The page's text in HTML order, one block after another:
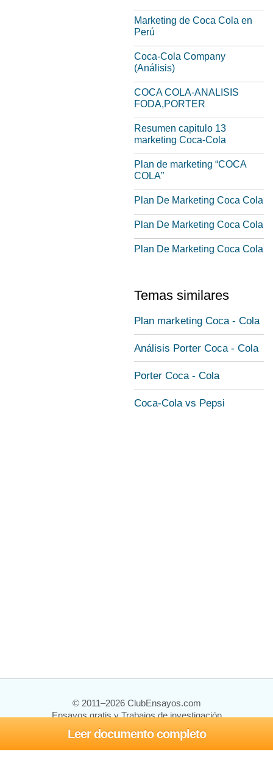
Leer documento completo
Marketing de Coca Cola en
Perú
Coca-Cola Company
(Análisis)
COCA COLA-ANALISIS
FODA,PORTER
Resumen capitulo 13
marketing Coca-Cola
Plan de marketing “COCA
COLA”
Plan De Marketing Coca Cola
Plan De Marketing Coca Cola
Plan De Marketing Coca Cola
Temas similares
Plan marketing Coca - Cola
Análisis Porter Coca - Cola
Porter Coca - Cola
Coca-Cola vs Pepsi
© 2011–2026 ClubEnsayos.com
Ensayos gratis y Trabajos de investigación